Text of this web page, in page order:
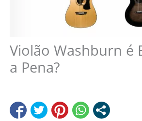
Violão Washburn é
a Pena?